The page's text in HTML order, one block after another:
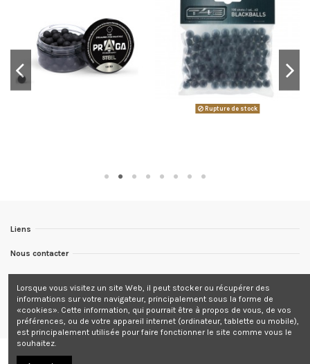
Rupture de stock
Liens
Nous contacter
Newsletter
Lorsque vous visitez un site Web, il peut stocker ou récupérer des
informations sur votre navigateur, principalement sous la forme de
«cookies». Cette information, qui pourrait être à propos de vous, de vos
préférences, ou de votre appareil internet (ordinateur, tablette ou mobile),
est principalement utilisée pour faire fonctionner le site comme vous le
souhaitez.